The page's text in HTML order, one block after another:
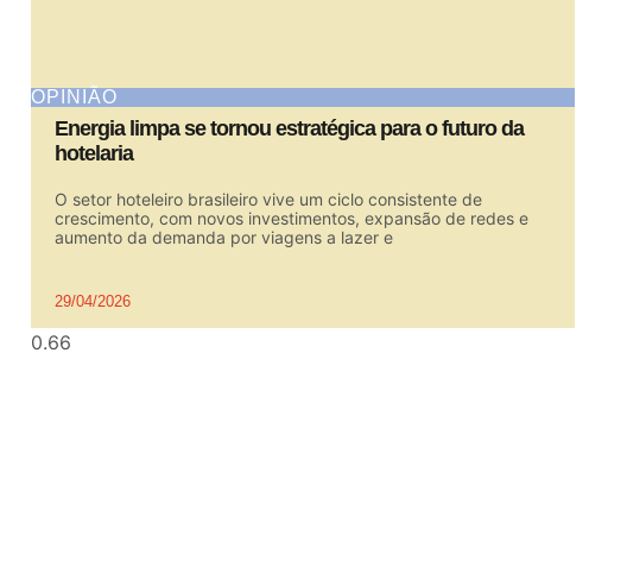
OPINIÃO
Energia limpa se tornou estratégica para o futuro da
hotelaria
O setor hoteleiro brasileiro vive um ciclo consistente de
crescimento, com novos investimentos, expansão de redes e
aumento da demanda por viagens a lazer e
29/04/2026